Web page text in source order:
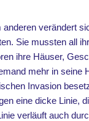
anderen verändert
Sie mussten all
ihre Häuser,
mehr in seine
Invasion
eine dicke Linie,
verläuft auch